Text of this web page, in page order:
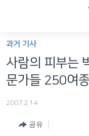
가
능
링세계
프로그램
과거 기사
사람의 피부는
문가들 250여
2007.2.14
공유